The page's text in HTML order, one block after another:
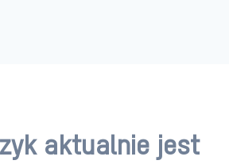
aktualnie jest